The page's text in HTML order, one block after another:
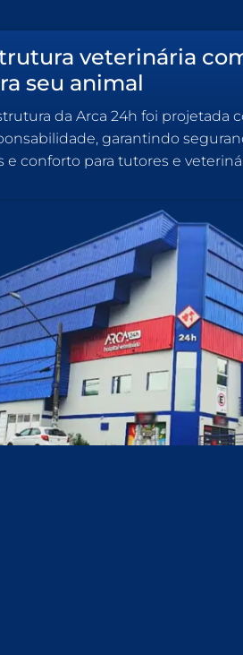
veterinária
seu animal
da Arca 24h foi projetada
garantindo
e conforto para tutores e